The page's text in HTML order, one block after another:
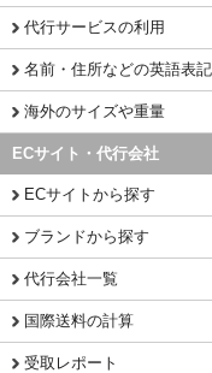
代行サービスの利用
名前・住所などの英語表記
海外のサイズや重量
ECサイト・代行会社
ECサイトから探す
ブランドから探す
代行会社一覧
国際送料の計算
受取レポート